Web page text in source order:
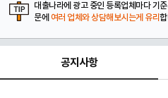
대출나라에 광고 중인 등록업체마다 기
문에 여러 업체와 상담해보시는게 유리
공지사항